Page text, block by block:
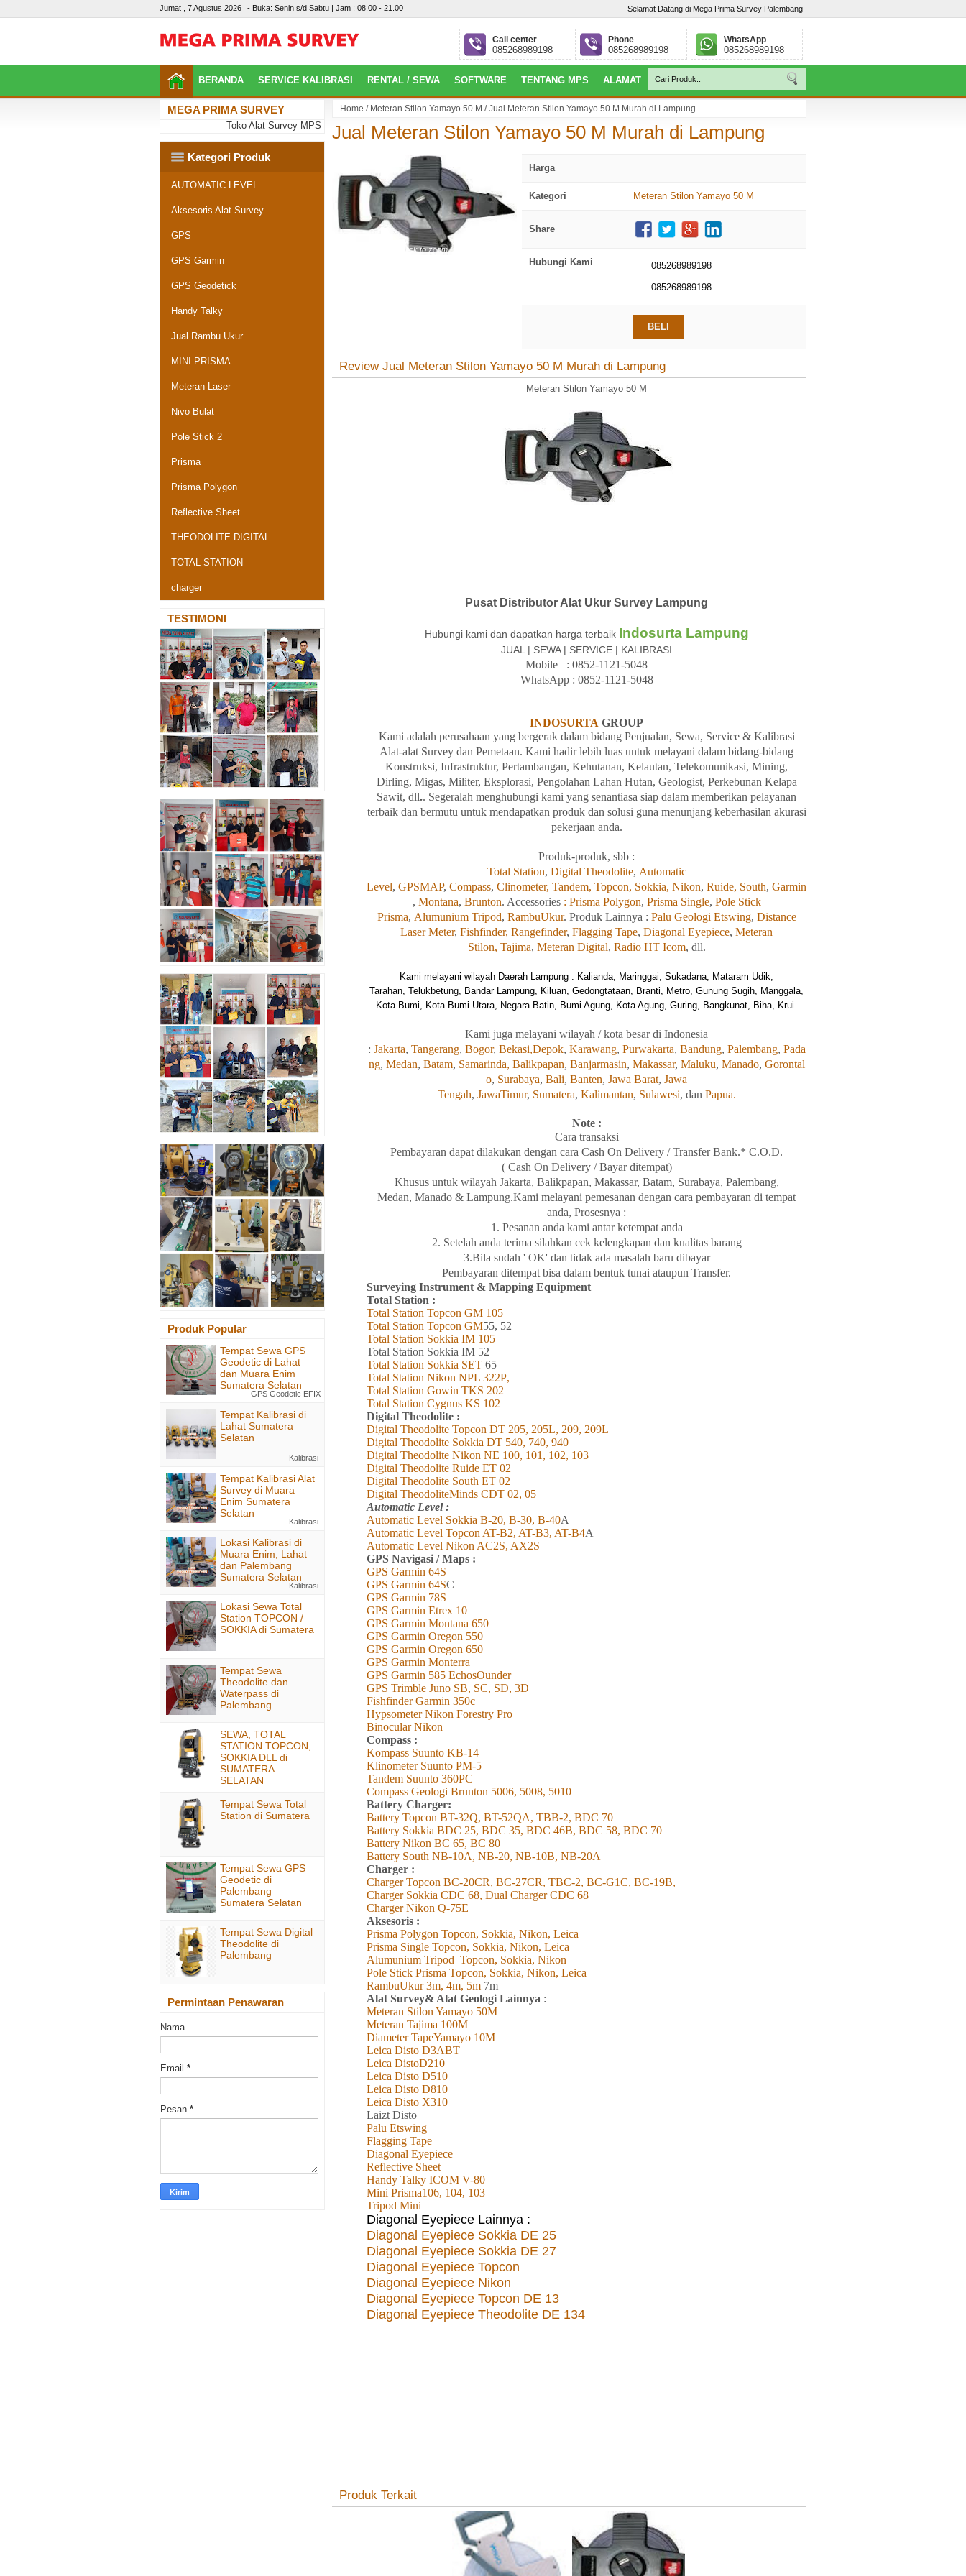
Jumat , 7 Agustus 2026 - Buka: Senin s/d Sabtu | Jam : 08.00 - 21.00 Selamat Datang di Mega Prima Survey Palembang
Call center
085268989198
Phone
085268989198
WhatsApp
085268989198
BERANDA SERVICE KALIBRASI RENTAL / SEWA SOFTWARE TENTANG MPS ALAMAT
Home / Meteran Stilon Yamayo 50 M /Jual Meteran Stilon Yamayo 50 M Murah di Lampung
Jual Meteran Stilon Yamayo 50 M Murah di Lampung
click to zoom
Harga
Kategori Meteran Stilon Yamayo 50 M
Share
Hubungi Kami
085268989198
085268989198
BELI
Review Jual Meteran Stilon Yamayo 50 M Murah di Lampung
Meteran Stilon Yamayo 50 M
Pusat Distributor Alat Ukur Survey Lampung
Hubungi kami dan dapatkan harga terbaik Indosurta Lampung
JUAL | SEWA | SERVICE | KALIBRASI
Mobile : 0852-1121-5048
WhatsApp : 0852-1121-5048
INDOSURTA GROUP
Kami adalah perusahaan yang bergerak dalam bidang Penjualan, Sewa, Service & Kalibrasi
Alat-alat Survey dan Pemetaan. Kami hadir lebih luas untuk melayani dalam bidang-bidang
Konstruksi, Infrastruktur, Pertambangan, Kehutanan, Kelautan, Telekomunikasi, Mining,
Dirling, Migas, Militer, Eksplorasi, Pengolahan Lahan Hutan, Geologist, Perkebunan Kelapa
Sawit, dll.. Segeralah menghubungi kami yang senantiasa siap dalam memberikan pelayanan
terbaik dan bermutu untuk mendapatkan produk dan solusi guna menunjang keberhasilan akurasi
pekerjaan anda.
Produk-produk, sbb :
Total Station, Digital Theodolite, Automatic
Level, GPSMAP, Compass, Clinometer, Tandem, Topcon, Sokkia, Nikon, Ruide, South, Garmin
, Montana, Brunton. Accessories : Prisma Polygon, Prisma Single, Pole Stick
Prisma, Alumunium Tripod, RambuUkur. Produk Lainnya : Palu Geologi Etswing, Distance
Laser Meter, Fishfinder, Rangefinder, Flagging Tape, Diagonal Eyepiece, Meteran
Stilon, Tajima, Meteran Digital, Radio HT Icom, dll.
Kami melayani wilayah Daerah Lampung : Kalianda, Maringgai, Sukadana, Mataram Udik,
Tarahan, Telukbetung, Bandar Lampung, Kiluan, Gedongtataan, Branti, Metro, Gunung Sugih, Manggala,
Kota Bumi, Kota Bumi Utara, Negara Batin, Bumi Agung, Kota Agung, Guring, Bangkunat, Biha, Krui.
Kami juga melayani wilayah / kota besar di Indonesia
: Jakarta, Tangerang, Bogor, Bekasi,Depok, Karawang, Purwakarta, Bandung, Palembang, Pada
ng, Medan, Batam, Samarinda, Balikpapan, Banjarmasin, Makassar, Maluku, Manado, Gorontal
o, Surabaya, Bali, Banten, Jawa Barat, Jawa
Tengah, JawaTimur, Sumatera, Kalimantan, Sulawesi, dan Papua.
Note :
Cara transaksi
Pembayaran dapat dilakukan dengan cara Cash On Delivery / Transfer Bank.* C.O.D.
( Cash On Delivery / Bayar ditempat)
Khusus untuk wilayah Jakarta, Balikpapan, Makassar, Batam, Surabaya, Palembang,
Medan, Manado & Lampung.Kami melayani pemesanan dengan cara pembayaran di tempat
anda, Prosesnya :
1. Pesanan anda kami antar ketempat anda
2. Setelah anda terima silahkan cek kelengkapan dan kualitas barang
3.Bila sudah ' OK' dan tidak ada masalah baru dibayar
Pembayaran ditempat bisa dalam bentuk tunai ataupun Transfer.
Surveying Instrument & Mapping Equipment
Total Station :
Total Station Topcon GM 105
Total Station Topcon GM55, 52
Total Station Sokkia IM 105
Total Station Sokkia IM 52
Total Station Sokkia SET 65
Total Station Nikon NPL 322P,
Total Station Gowin TKS 202
Total Station Cygnus KS 102
Digital Theodolite :
Digital Theodolite Topcon DT 205, 205L, 209, 209L
Digital Theodolite Sokkia DT 540, 740, 940
Digital Theodolite Nikon NE 100, 101, 102, 103
Digital Theodolite Ruide ET 02
Digital Theodolite South ET 02
Digital TheodoliteMinds CDT 02, 05
Automatic Level :
Automatic Level Sokkia B-20, B-30, B-40A
Automatic Level Topcon AT-B2, AT-B3, AT-B4A
Automatic Level Nikon AC2S, AX2S
GPS Navigasi / Maps :
GPS Garmin 64S
GPS Garmin 64SC
GPS Garmin 78S
GPS Garmin Etrex 10
GPS Garmin Montana 650
GPS Garmin Oregon 550
GPS Garmin Oregon 650
GPS Garmin Monterra
GPS Garmin 585 EchosOunder
GPS Trimble Juno SB, SC, SD, 3D
Fishfinder Garmin 350c
Hypsometer Nikon Forestry Pro
Binocular Nikon
Compass :
Kompass Suunto KB-14
Klinometer Suunto PM-5
Tandem Suunto 360PC
Compass Geologi Brunton 5006, 5008, 5010
Battery Charger:
Battery Topcon BT-32Q, BT-52QA, TBB-2, BDC 70
Battery Sokkia BDC 25, BDC 35, BDC 46B, BDC 58, BDC 70
Battery Nikon BC 65, BC 80
Battery South NB-10A, NB-20, NB-10B, NB-20A
Charger :
Charger Topcon BC-20CR, BC-27CR, TBC-2, BC-G1C, BC-19B,
Charger Sokkia CDC 68, Dual Charger CDC 68
Charger Nikon Q-75E
Aksesoris :
Prisma Polygon Topcon, Sokkia, Nikon, Leica
Prisma Single Topcon, Sokkia, Nikon, Leica
Alumunium Tripod Topcon, Sokkia, Nikon
Pole Stick Prisma Topcon, Sokkia, Nikon, Leica
RambuUkur 3m, 4m, 5m 7m
Alat Survey& Alat Geologi Lainnya :
Meteran Stilon Yamayo 50M
Meteran Tajima 100M
Diameter TapeYamayo 10M
Leica Disto D3ABT
Leica DistoD210
Leica Disto D510
Leica Disto D810
Leica Disto X310
Laizt Disto
Palu Etswing
Flagging Tape
Diagonal Eyepiece
Reflective Sheet
Handy Talky ICOM V-80
Mini Prisma106, 104, 103
Tripod Mini
Diagonal Eyepiece Lainnya :
Diagonal Eyepiece Sokkia DE 25
Diagonal Eyepiece Sokkia DE 27
Diagonal Eyepiece Topcon
Diagonal Eyepiece Nikon
Diagonal Eyepiece Topcon DE 13
Diagonal Eyepiece Theodolite DE 134
Produk Terkait
MEGA PRIMA SURVEY
Toko Alat Survey MPS Palembang : Jl. Jepang, Perumahan Villa Gardena 4 Blok.P No.09, Alang-Alang Lebar, Palembang - Sumatera Selatan. Telp : / 085268989198
Kategori Produk
AUTOMATIC LEVEL
Aksesoris Alat Survey
GPS
GPS Garmin
GPS Geodetick
Handy Talky
Jual Rambu Ukur
MINI PRISMA
Meteran Laser
Nivo Bulat
Pole Stick 2
Prisma
Prisma Polygon
Reflective Sheet
THEODOLITE DIGITAL
TOTAL STATION
charger
TESTIMONI
Produk Popular
Tempat Sewa GPS
Geodetic di Lahat
dan Muara Enim
Sumatera Selatan
GPS Geodetic EFIX
Tempat Kalibrasi di
Lahat Sumatera
Selatan
Kalibrasi
Tempat Kalibrasi Alat
Survey di Muara
Enim Sumatera
Selatan
Kalibrasi
Lokasi Kalibrasi di
Muara Enim, Lahat
dan Palembang
Sumatera Selatan
Kalibrasi
Lokasi Sewa Total
Station TOPCON /
SOKKIA di Sumatera
Tempat Sewa
Theodolite dan
Waterpass di
Palembang
SEWA, TOTAL
STATION TOPCON,
SOKKIA DLL di
SUMATERA
SELATAN
Tempat Sewa Total
Station di Sumatera
Tempat Sewa GPS
Geodetic di
Palembang
Sumatera Selatan
Tempat Sewa Digital
Theodolite di
Palembang
Permintaan Penawaran
Nama
Email *
Pesan *